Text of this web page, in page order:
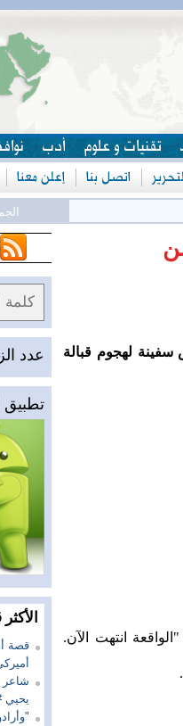
تقنيات و علوم أدب نوافذ
اتصل بنا إعلن معنا
الجمعة 7 أغسطس 2026 ||
لهجوم قبالة
انتهت الآن.
عدد الزوار
تطبيق
الأكثر
قصة
أميركي
شاعر
يحيي